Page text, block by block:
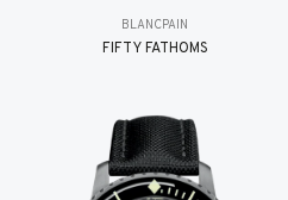
BLANCPAIN
FIFTY FATHOMS